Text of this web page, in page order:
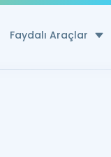
Faydalı Araçlar